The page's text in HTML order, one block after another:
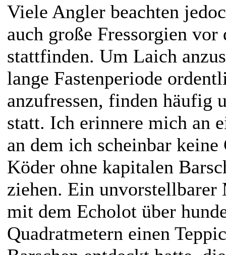
Viele Angler beachten
auch große Fressorgien vor
stattfinden. Um Laich
lange Fastenperiode
anzufressen, finden häufig
statt. Ich erinnere mich an
an dem ich scheinbar keine
Köder ohne kapitalen
ziehen. Ein
mit dem Echolot über
Quadratmetern einen